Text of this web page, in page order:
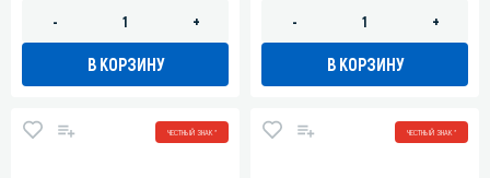
- +
В КОРЗИНУ
- +
В КОРЗИНУ
ЧЕСТНЫЙ ЗНАК * ЧЕСТНЫЙ ЗНАК *